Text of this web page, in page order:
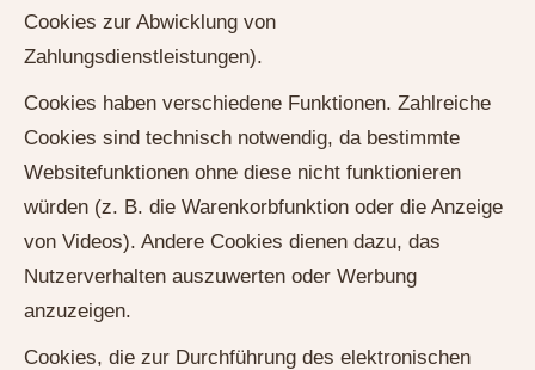
Cookies zur Abwicklung von
Zahlungsdienstleistungen).
Cookies haben verschiedene Funktionen. Zahlreiche
Cookies sind technisch notwendig, da bestimmte
Websitefunktionen ohne diese nicht funktionieren
würden (z. B. die Warenkorbfunktion oder die Anzeige
von Videos). Andere Cookies dienen dazu, das
Nutzerverhalten auszuwerten oder Werbung
anzuzeigen.
Cookies, die zur Durchführung des elektronischen